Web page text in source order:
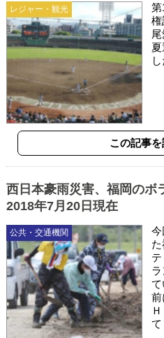
レジャー・観光
し
この記事
公共・交通機関
西日本豪雨災害、福岡のボ
2018年7月20日現在
て